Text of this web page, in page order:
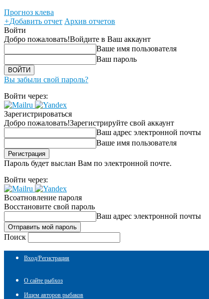
Прогноз клева
+Добавить отчет Архив отчетов
Войти
Добро пожаловать!Войдите в Ваш аккаунт
Ваше имя пользователя
Ваш пароль
Вы забыли свой пароль?
Войти через:
Зарегистрироваться
Добро пожаловать!Зарегистрируйте свой аккаунт
Ваш адрес электронной почты
Ваше имя пользователя
Пароль будет выслан Вам по электронной почте.
Войти через:
Всоатновление пароля
Восстановите свой пароль
Ваш адрес электронной почты
Поиск
Вход/Регистрация
О сайте рыбхоз
Ищем авторов рыбаков